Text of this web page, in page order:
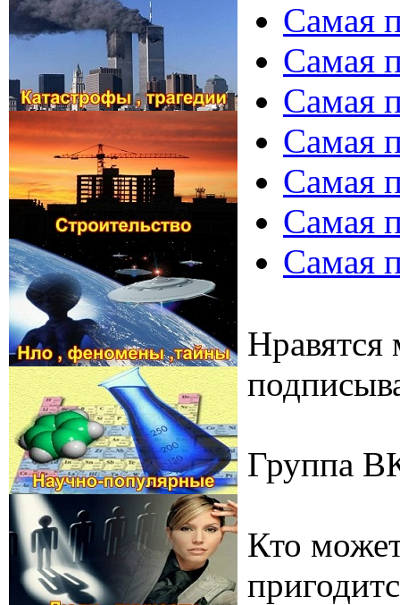
Самая
Самая
Самая
Самая
Самая
Самая
Самая
Группа
Кто